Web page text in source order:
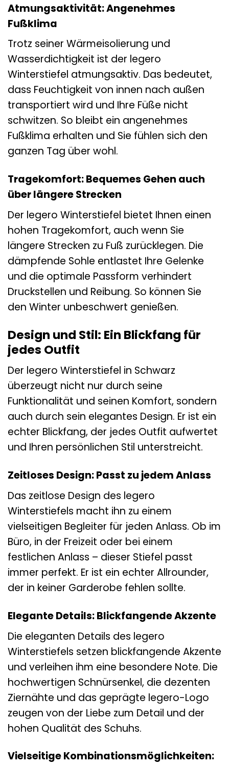
Atmungsaktivität: Angenehmes
Fußklima
Trotz seiner Wärmeisolierung und
Wasserdichtigkeit ist der legero
Winterstiefel atmungsaktiv. Das bedeutet,
dass Feuchtigkeit von innen nach außen
transportiert wird und Ihre Füße nicht
schwitzen. So bleibt ein angenehmes
Fußklima erhalten und Sie fühlen sich den
ganzen Tag über wohl.
Tragekomfort: Bequemes Gehen auch
über längere Strecken
Der legero Winterstiefel bietet Ihnen einen
hohen Tragekomfort, auch wenn Sie
längere Strecken zu Fuß zurücklegen. Die
dämpfende Sohle entlastet Ihre Gelenke
und die optimale Passform verhindert
Druckstellen und Reibung. So können Sie
den Winter unbeschwert genießen.
Design und Stil: Ein Blickfang für
jedes Outfit
Der legero Winterstiefel in Schwarz
überzeugt nicht nur durch seine
Funktionalität und seinen Komfort, sondern
auch durch sein elegantes Design. Er ist ein
echter Blickfang, der jedes Outfit aufwertet
und Ihren persönlichen Stil unterstreicht.
Zeitloses Design: Passt zu jedem Anlass
Das zeitlose Design des legero
Winterstiefels macht ihn zu einem
vielseitigen Begleiter für jeden Anlass. Ob im
Büro, in der Freizeit oder bei einem
festlichen Anlass – dieser Stiefel passt
immer perfekt. Er ist ein echter Allrounder,
der in keiner Garderobe fehlen sollte.
Elegante Details: Blickfangende Akzente
Die eleganten Details des legero
Winterstiefels setzen blickfangende Akzente
und verleihen ihm eine besondere Note. Die
hochwertigen Schnürsenkel, die dezenten
Ziernähte und das geprägte legero-Logo
zeugen von der Liebe zum Detail und der
hohen Qualität des Schuhs.
Vielseitige Kombinationsmöglichkeiten: